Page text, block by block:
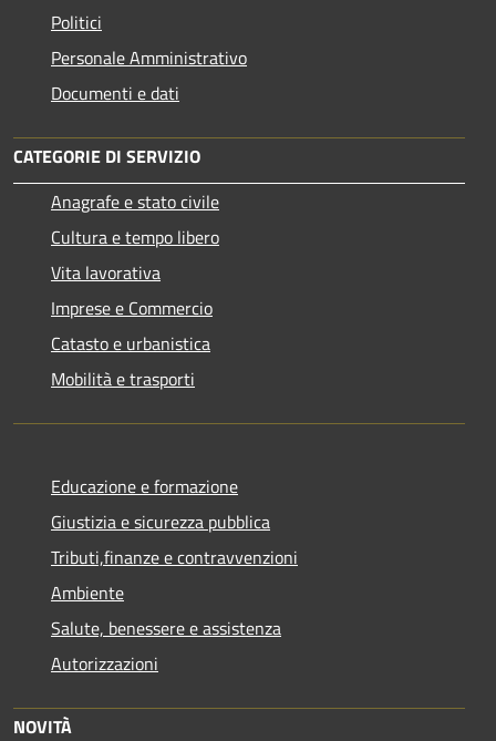
Politici
Personale Amministrativo
Documenti e dati
CATEGORIE DI SERVIZIO
Anagrafe e stato civile
Cultura e tempo libero
Vita lavorativa
Imprese e Commercio
Catasto e urbanistica
Mobilità e trasporti
Educazione e formazione
Giustizia e sicurezza pubblica
Tributi,finanze e contravvenzioni
Ambiente
Salute, benessere e assistenza
Autorizzazioni
NOVITÀ